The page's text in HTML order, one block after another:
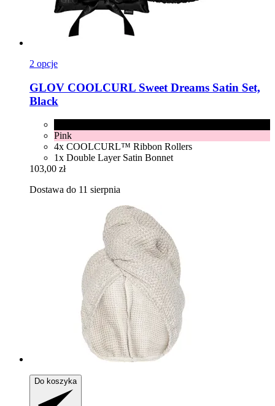
2 opcje
GLOV COOLCURL Sweet Dreams Satin Set,
Black
Pink
4x COOLCURL™ Ribbon Rollers
1x Double Layer Satin Bonnet
103,00 zł
Dostawa do 11 sierpnia
Do koszyka